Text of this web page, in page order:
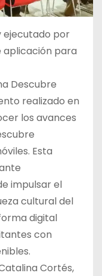
ejecutado por
aplicación para
Descubre
realizado en
los avances
Esta
impulsar el
cultural del
digital
con
Cortés,